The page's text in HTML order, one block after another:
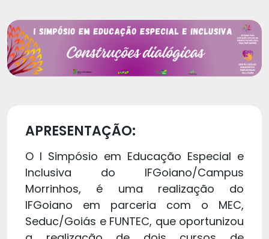
APRESENTAÇÃO:
O I Simpósio em Educação Especial e
Inclusiva do IFGoiano/Campus
Morrinhos, é uma realização do
IFGoiano em parceria com o MEC,
Seduc/Goiás e FUNTEC, que oportunizou